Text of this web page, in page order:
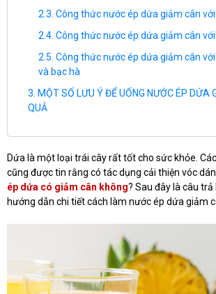
Công thức nước ép dứa giảm cân
Công thức nước ép dứa giảm cân
Công thức nước ép dứa giảm cân
và bạc hà
MỘT SỐ LƯU Ý ĐỂ UỐNG NƯỚC ÉP DỨA
QUẢ
Dứa là một loại trái cây rất tốt cho sức khỏe.
cũng được tin rằng có tác dụng cải thiện vóc
ép dứa có giảm cân không? Sau đây là câu
hướng dẫn chi tiết cách làm nước ép dứa giảm